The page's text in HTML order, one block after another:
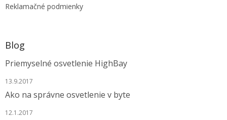
Reklamačné podmienky
Blog
Priemyselné osvetlenie HighBay
13.9.2017
Ako na správne osvetlenie v byte
12.1.2017